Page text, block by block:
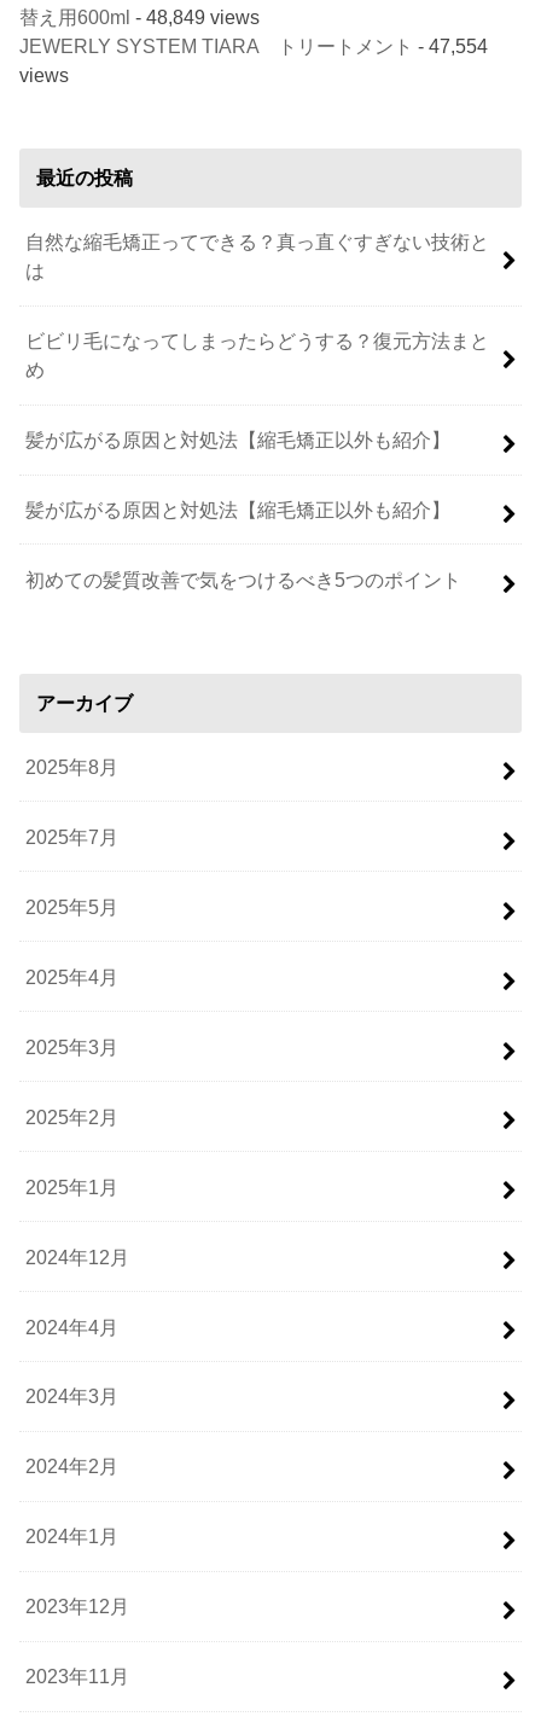
替え用600ml - 48,849 views
JEWERLY SYSTEM TIARA トリートメント - 47,554
views
最近の投稿
自然な縮毛矯正ってできる？真っ直ぐすぎない技術と
は
ビビリ毛になってしまったらどうする？復元方法まと
め
髪が広がる原因と対処法【縮毛矯正以外も紹介】
髪が広がる原因と対処法【縮毛矯正以外も紹介】
初めての髪質改善で気をつけるべき5つのポイント
アーカイブ
2025年8月
2025年7月
2025年5月
2025年4月
2025年3月
2025年2月
2025年1月
2024年12月
2024年4月
2024年3月
2024年2月
2024年1月
2023年12月
2023年11月